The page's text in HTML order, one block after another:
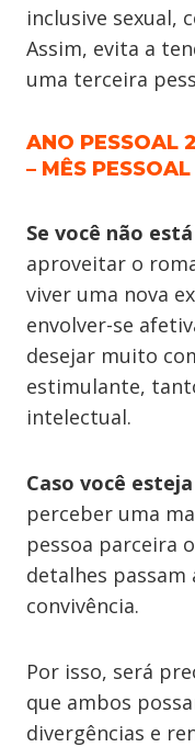
inclusive sexual,
Assim, evita a
uma terceira
ANO PESSOAL
– MÊS
Se você não
aproveitar o
viver uma nova
envolver-se
desejar muito
estimulante,
intelectual.
Caso você
perceber uma
pessoa parceira
detalhes passam
convivência.
Por isso, será
que ambos
divergências e